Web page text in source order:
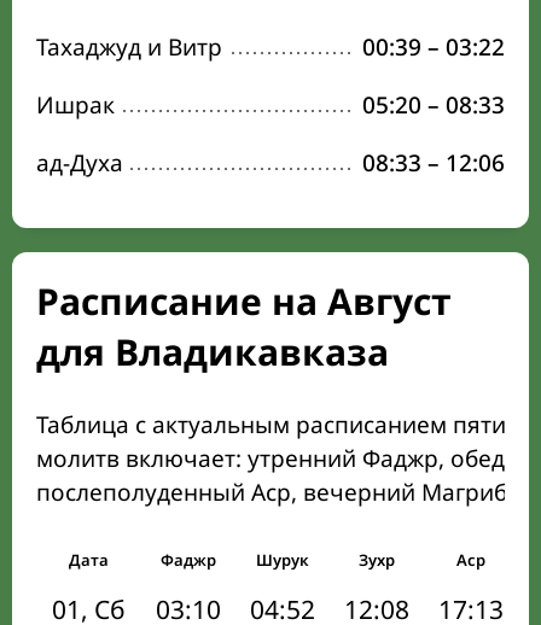
Тахаджуд и Витр 00:39 – 03:22
Ишрак
05:20 – 08:33
ад-Духа
08:33 – 12:06
Расписание на Август
для Владикавказа
Таблица с актуальным расписанием пяти
молитв включает: утренний Фаджр,
послеполуденный Аср, вечерний Магриб
Дата Фаджр Шурук Зухр Аср
01, Сб 03:10 04:52 12:08 17:13